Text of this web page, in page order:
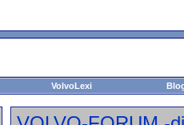
VolvoLexi